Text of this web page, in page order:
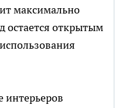
максимально
остается открытым
интерьеров